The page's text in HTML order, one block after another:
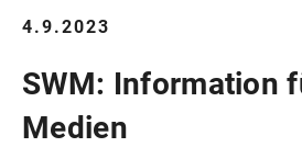
4.9.2023
SWM: Information
Medien